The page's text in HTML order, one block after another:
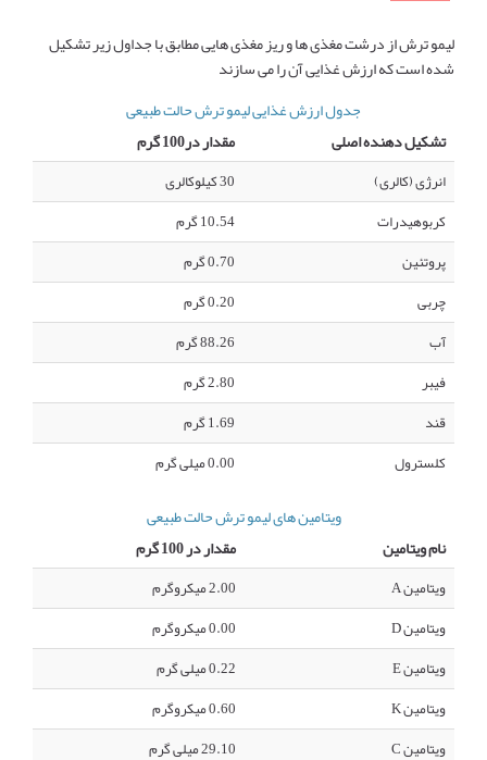
لیمو ترش از درشت مغذی ها و ریز مغذی هایی مطابق با جداول زیر تشکیل
شده است که ارزش غذایی آن را می سازند
جدول ارزش غذایی لیمو ترش حالت طبیعی
تشکیل دهنده اصلی
مقدار در100 گرم
انرژی (کالری)
30 کیلوکالری
کربوهیدرات
10.54 گرم
پروتئین
0.70 گرم
چربی
0.20 گرم
آب
88.26 گرم
فیبر
2.80 گرم
قند
1.69 گرم
کلسترول
0.00 میلی گرم
ویتامین های لیمو ترش حالت طبیعی
نام ویتامین
مقدار در 100 گرم
ویتامین A
2.00 میکروگرم
ویتامین D
0.00 میکروگرم
ویتامین E
0.22 میلی گرم
ویتامین K
0.60 میکروگرم
ویتامین C
29.10 میلی گرم